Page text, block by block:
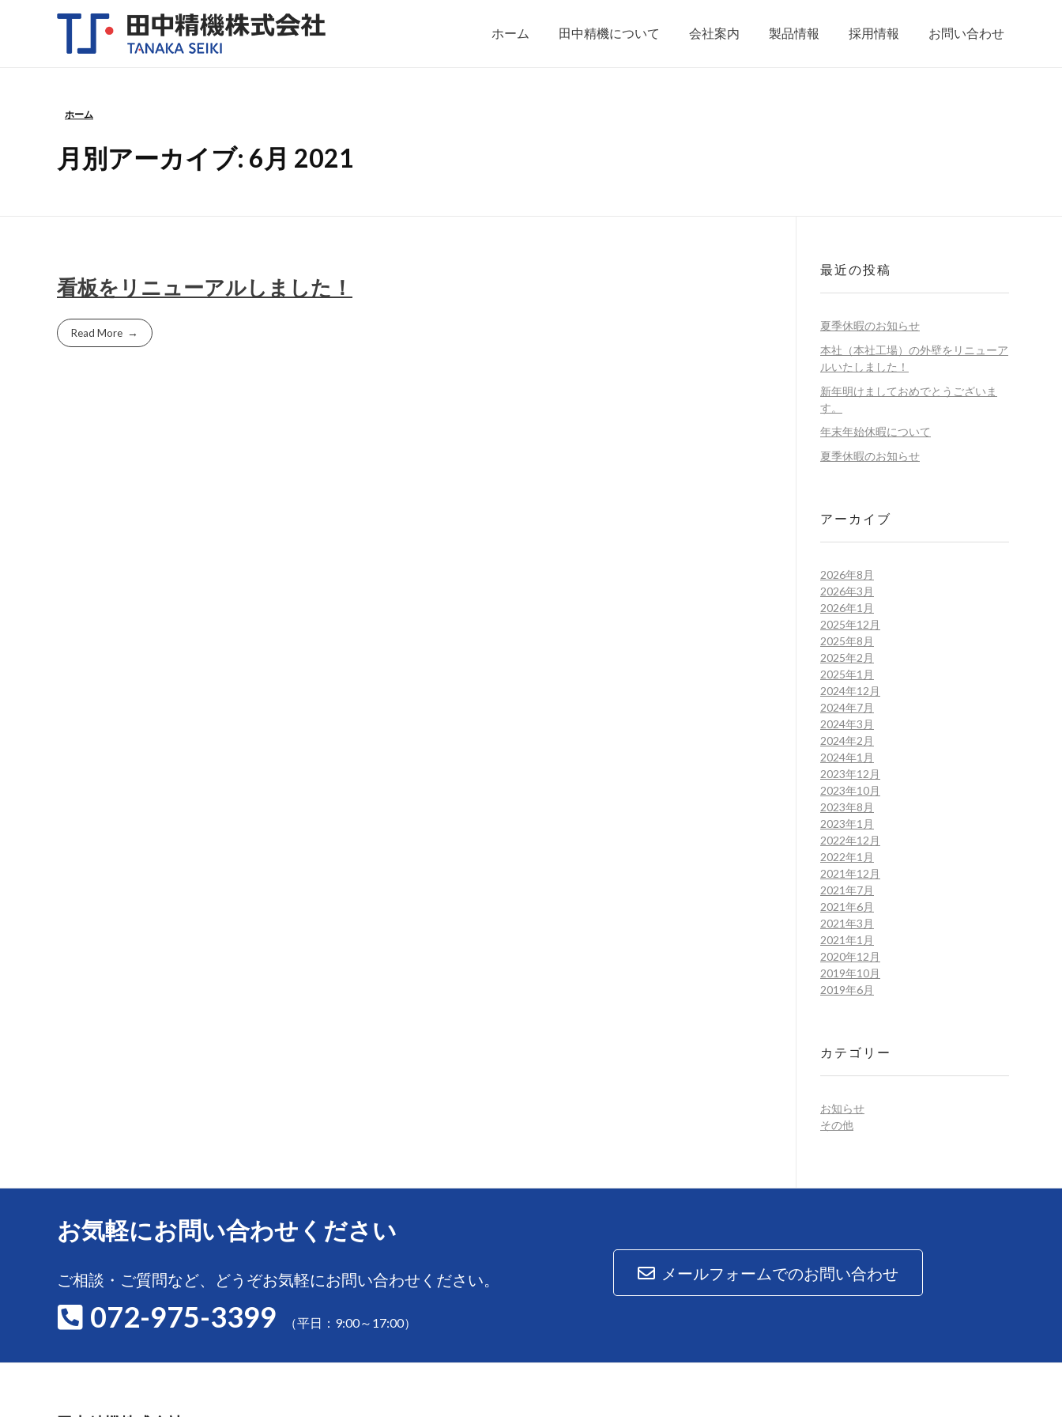
ホーム 田中精機について 会社案内 製品情報 採用情報 お問い合わせ
ホーム
月別アーカイブ: 6月 2021
看板をリニューアルしました！
Read More
最近の投稿
夏季休暇のお知らせ
本社（本社工場）の外壁をリニューア
ルいたしました！
新年明けましておめでとうございま
す。
年末年始休暇について
夏季休暇のお知らせ
アーカイブ
2026年8月
2026年3月
2026年1月
2025年12月
2025年8月
2025年2月
2025年1月
2024年12月
2024年7月
2024年3月
2024年2月
2024年1月
2023年12月
2023年10月
2023年8月
2023年1月
2022年12月
2022年1月
2021年12月
2021年7月
2021年6月
2021年3月
2021年1月
2020年12月
2019年10月
2019年6月
カテゴリー
お知らせ
その他
お気軽にお問い合わせください
ご相談・ご質問など、どうぞお気軽にお問い合わせください。
072-975-3399 （平日：9:00～17:00）
メールフォームでのお問い合わせ